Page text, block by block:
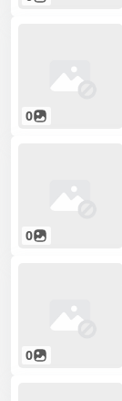
0
0
0